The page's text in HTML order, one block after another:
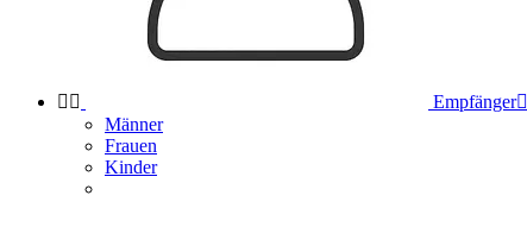
  Empfänger
Männer
Frauen
Kinder